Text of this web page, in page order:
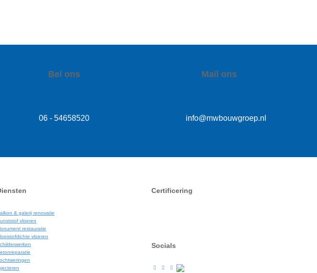
Bel ons
06 - 54658520
Mail ons
info@mwbouwgroep.nl
& galerij renovatie
vloeren
restauratie
vloeren
Certificering
Socials